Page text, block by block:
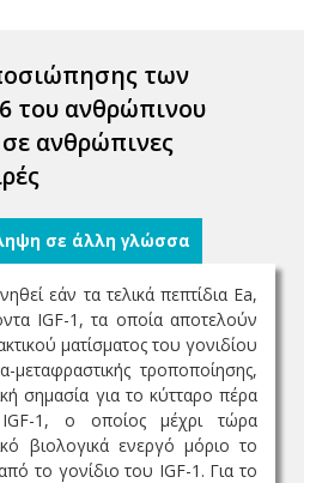
των
του ανθρώπινου
σε ανθρώπινες
σε άλλη γλώσσα
εάν τα τελικά πεπτίδια Ea,
IGF-1, τα οποία αποτελούν
ματίσματος του γονιδίου
μεταφραστικής τροποποίησης,
σημασία για το κύτταρο πέρα
1, ο οποίος μέχρι τώρα
βιολογικά ενεργό μόριο το
το γονίδιο του IGF-1. Για το